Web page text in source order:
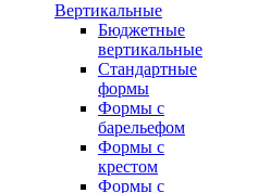
Вертикальные
Бюджетные
вертикальные
Стандартные
формы
Формы с
барельефом
Формы с
крестом
Формы с